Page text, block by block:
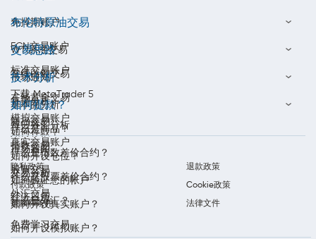
隐私政策
退款政策
付款政策
Cookie政策
条款和条件
法律文件
免掉期账户
ECN交易账户
标准交易账户
下载 MetaTrader 5
模拟交易账户
真实交易账户
布伦特原油交易
WTI原油交易
在线白银交易
在线黄金交易
商品交易
指数交易
股票交易
外汇交易
交易思路
市场通知
每周分析
每日外汇分析
市场新闻
交易分析
经济日历
技术分析
基本面分析
什么是商品？
什么是指数差价合约？
什么是股票差价合约？
什么是外汇？
免费学习交易
如何提款？
如何存款？
如何开设仓位？
如何验证您的帐户
如何开设真实账户？
如何开设模拟账户？